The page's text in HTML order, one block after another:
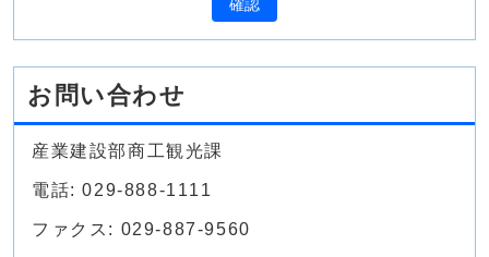
確認
お問い合わせ
産業建設部商工観光課
電話: 029-888-1111
ファクス: 029-887-9560